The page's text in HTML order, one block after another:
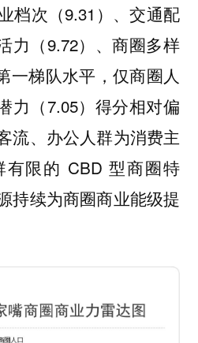
档次（9.31）、交通配
力（9.72）、商圈多样
一梯队水平，仅商圈人
力（7.05）得分相对偏
流、办公人群为消费主
限的 CBD 型商圈特
持续为商圈商业能级提